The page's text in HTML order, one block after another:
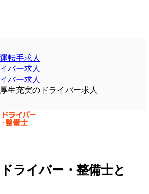
転手求人
バー求人
バー求人
生充実のドライバー求人
ライバー・整備士と